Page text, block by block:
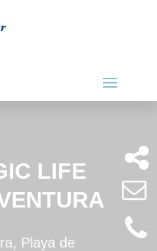
LIFE
Playa de